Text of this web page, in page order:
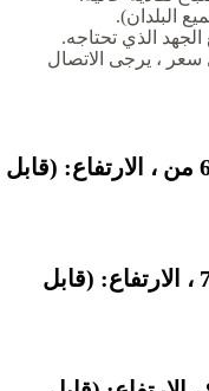
الذي تحتاجه.
سعر ، يرجى الاتصال